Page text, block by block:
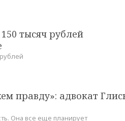
тысяч рублей
правду»: адвокат
Она все еще планирует